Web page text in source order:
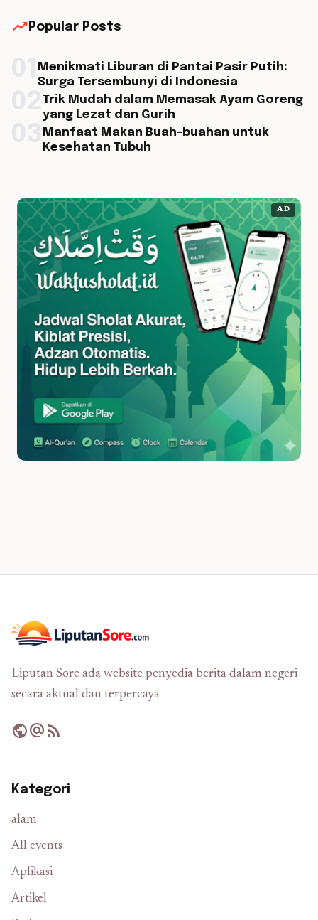
trending_up Popular Posts
Menikmati Liburan di Pantai Pasir Putih:
Surga Tersembunyi di Indonesia
Trik Mudah dalam Memasak Ayam Goreng
yang Lezat dan Gurih
Manfaat Makan Buah-buahan untuk
Kesehatan Tubuh
AD
Liputan Sore ada website penyedia berita dalam negeri
secara aktual dan terpercaya
publicalternate_emailrss_feed
Kategori
alam
All events
Aplikasi
Artikel